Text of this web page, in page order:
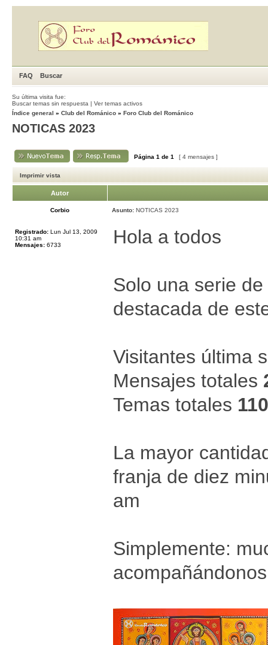
FAQ Buscar
Su última visita fue:
Buscar temas sin respuesta | Ver temas activos
Índice general » Club del Románico » Foro Club del Románico
NOTICAS 2023
Página 1 de 1 [ 4 mensajes ]
Imprimir vista
Autor
Corbio Asunto: NOTICAS 2023
Registrado: Lun Jul 13, 2009
10:31 am
Mensajes: 6733 Hola a todos
Solo una serie
destacada de
Visitantes última
Mensajes totales
Temas totales
La mayor
franja de diez
am
Simplemente: